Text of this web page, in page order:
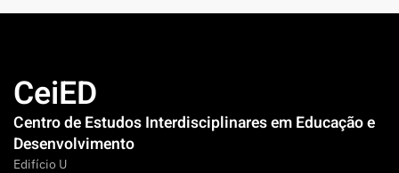
CeiED
Centro de Estudos Interdisciplinares em Educação e
Desenvolvimento
Edifício U